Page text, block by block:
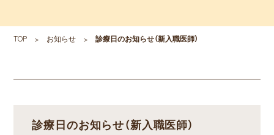
TOP お知らせ 診療日のお知らせ（新入職医師）
診療日のお知らせ（新入職医師）